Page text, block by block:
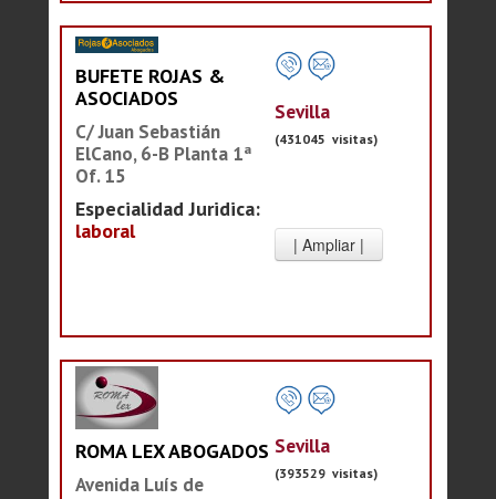
BUFETE ROJAS &
ASOCIADOS
C/ Juan Sebastián
ElCano, 6-B Planta 1ª
Of. 15
Especialidad Juridica:
laboral
Sevilla
(431045 visitas)
ROMA LEX ABOGADOS
Avenida Luís de
Sevilla
(393529 visitas)